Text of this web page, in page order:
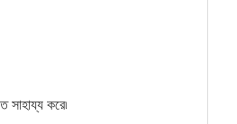
সাহায্য করে৷